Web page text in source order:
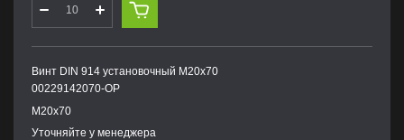
Винт DIN 914 установочный М20х70
00229142070-OP
М20х70
Уточняйте у менеджера